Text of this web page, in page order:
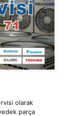
olarak
parça